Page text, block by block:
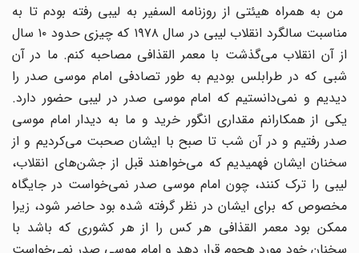
من به همراه هیئتی از روزنامه السفیر به لیبی رفته بودم تا به
مناسبت سالگرد انقلاب لیبی در سال ۱۹۷۸ که چیزی حدود ۱۰ سال
از آن انقلاب می‌گذشت با معمر القذافی مصاحبه کنم. ما در آن
شبی که در طرابلس بودیم به طور تصادفی امام موسی صدر را
دیدیم و نمی‌دانستیم که امام موسی صدر در لیبی حضور دارد.
یکی از همکارانم مقداری انگور خرید و ما به دیدار امام موسی
صدر رفتیم و در آن شب تا صبح با ایشان صحبت می‌کردیم و از
سخنان ایشان فهمیدیم که می‌خواهند قبل از جشن‌های انقلاب،
لیبی را ترک کنند، چون امام موسی صدر نمی‌خواست در جایگاه
مخصوص که برای ایشان در نظر گرفته شده بود حاضر شود، زیرا
ممکن بود معمر القذافی هر کس را از هر کشوری که باشد با